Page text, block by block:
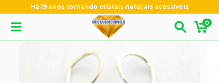
Há 19 anos tornando cristais naturais acessíveis
0